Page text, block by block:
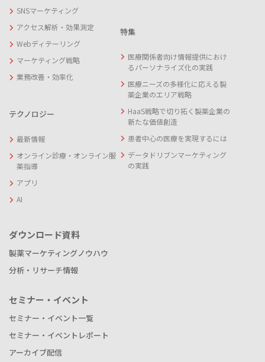
SNSマーケティング
アクセス解析・効果測定
Webディテーリング
マーケティング戦略
業務改善・効率化
テクノロジー
最新情報
オンライン診療・オンライン服
薬指導
アプリ
AI
特集
医療関係者向け情報提供におけ
るパーソナライズ化の実践
医療ニーズの多様化に応える製
薬企業のエリア戦略
HaaS戦略で切り拓く製薬企業の
新たな価値創造
患者中心の医療を実現するには
データドリブンマーケティング
の実践
ダウンロード資料
製薬マーケティングノウハウ
分析・リサーチ情報
セミナー・イベント
セミナー・イベント一覧
セミナー・イベントレポート
アーカイブ配信